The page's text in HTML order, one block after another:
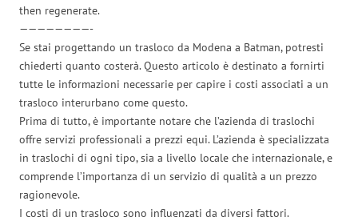
then regenerate.
————————-
Se stai progettando un trasloco da Modena a Batman, potresti
chiederti quanto costerà. Questo articolo è destinato a fornirti
tutte le informazioni necessarie per capire i costi associati a un
trasloco interurbano come questo.
Prima di tutto, è importante notare che l’azienda di traslochi
offre servizi professionali a prezzi equi. L’azienda è specializzata
in traslochi di ogni tipo, sia a livello locale che internazionale, e
comprende l’importanza di un servizio di qualità a un prezzo
ragionevole.
I costi di un trasloco sono influenzati da diversi fattori.